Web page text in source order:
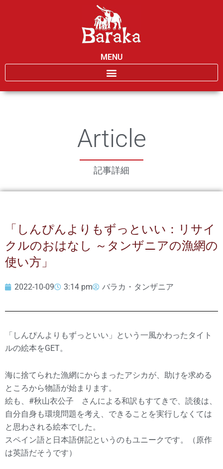
MENU
Article
記事詳細
「しんぴんよりもずっといい：リサイ
クルのおはなし ～タンザニアの漁網の
使い方」
2022-10-09 3:14 pm バラカ・タンザニア
「しんぴんよりもずっといい」という一風かわったタイト
ルの絵本をGET。
海に捨てられた漁網にからまったアシカが、助けを求める
ところから物語が始まります。
絵も、#秋山衣公子 さんによる和訳もすてきで、読後は、
自分自身も環境問題を考え、できることを実行しなくては
と思わされる絵本でした。
スペイン語と日本語併記というのもユニークです。（原作
は英語だそうです）